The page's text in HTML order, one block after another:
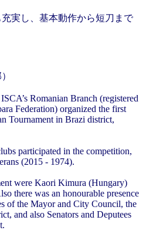
実し、基本動作から短刀まで
Romanian Branch (registered
Federation) organized the first
Tournament in Brazi district,
participated in the competition,
(2015 - 1974).
were Kaori Kimura (Hungary)
there was an honourable presence
of the Mayor and City Council, the
and also Senators and Deputees